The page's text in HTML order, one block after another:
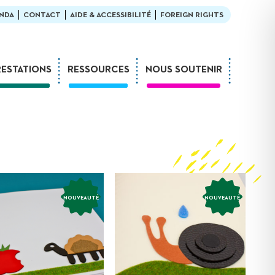
CONTACT AIDE & ACCESSIBILITÉ FOREIGN RIGHTS
Webinaires
RESSOURCES
LDQR en EHPAD
Projets de recherche
Réaliser soi-même
NOUS SOUTENIR
NOUVEAUTÉ NOUVEAUTÉ